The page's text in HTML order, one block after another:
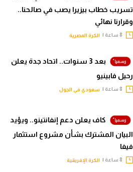
تسريب خطاب بيزيرا يصب في صالحنا..
وقرارنا نهائي
الكرة المصرية
بعد 3 سنوات.. اتحاد جدة يعلن
رحيل فابينيو
سعودي في الجول
كاف يعلن دعم إنفانتينو.. ويؤيد
البيان المشترك بشأن مشروع استثمار
فيفا
الكرة الإفريقية